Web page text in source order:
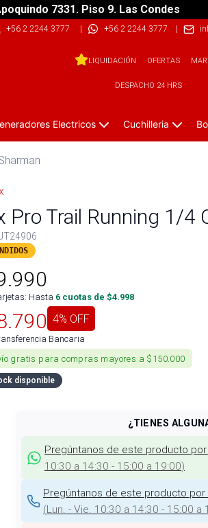
7331. Piso 9. Las Condes
+56 2 2244 3777 | +56 2 2244 3777 |
LIQUIDACIÓN OFERTAS
DESPACHO 24 HRS
Electricos Cuchilleria
Pro Trail Running 1/4
Hasta 6 cuotas de $4.998
4% OFF
Bancaria
gratis para compras mayores a $150.000
disponible
¿TIENES
Pregúntanos de este producto por
10:30 a 14:30 - 15:00 a 19:00)
Pregúntanos de este producto por
(Lun. - Vie. 10:30 a 14:30 - 15:00 a